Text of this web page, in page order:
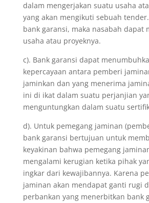
dalam mengerjakan suatu usaha
yang akan mengikuti sebuah
bank garansi, maka nasabah dapat
usaha atau proyeknya.
c). Bank garansi dapat
kepercayaan antara pemberi
jaminkan dan yang menerima
ini di ikat dalam suatu perjanjian
menguntungkan dalam suatu
d). Untuk pemegang jaminan
bank garansi bertujuan untuk
keyakinan bahwa pemegang
mengalami kerugian ketika pihak
ingkar dari kewajibannya. Karena
jaminan akan mendapat ganti rugi
perbankan yang menerbitkan bank